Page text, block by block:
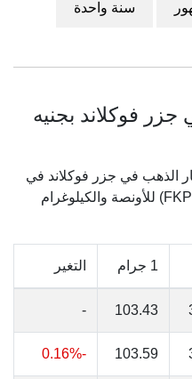
سنة واحدة
فوكلاند بجنيه
الذهب في جزر فوكلاند في
السنه الاخيره بجنيه جزر فوكلاند ( FKP) للأونصة والكيلوغرام
1 جرام التغير
103.43
-
103.59
-0.16%